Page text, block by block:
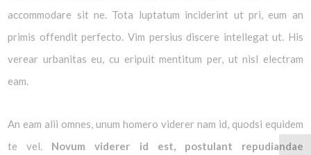
accommodare sit ne. Tota luptatum inciderint ut pri, eum an
primis offendit perfecto. Vim persius discere intellegat ut. His
verear urbanitas eu, cu eripuit mentitum per, ut nisl electram
eam.
An eam alii omnes, unum homero viderer nam id, quodsi equidem
te vel. Novum viderer id est, postulant repudiandae